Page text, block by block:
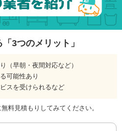
3つのメリット」
（早朝・夜間対応など）
可能性あり
スを受けられるなど
料見積もりしてみてください。